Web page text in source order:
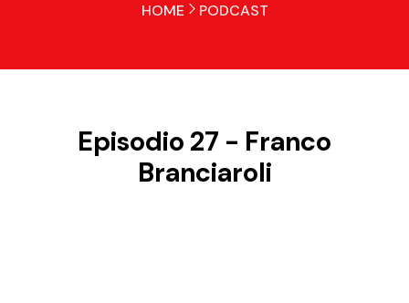
HOME PODCAST
Episodio 27 - Franco
Branciaroli